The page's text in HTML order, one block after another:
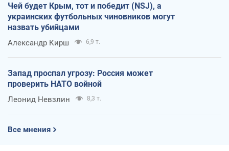
Чей будет Крым, тот и победит (NSJ), а
украинских футбольных чиновников могут
назвать убийцами
Александр Кирш 6,9 т.
Запад проспал угрозу: Россия может
проверить НАТО войной
Леонид Невзлин 8,3 т.
Все мнения